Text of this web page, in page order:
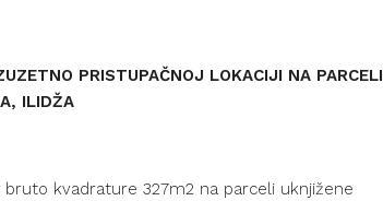
PRISTUPAČNOJ LOKACIJI NA PARCELI
ILIDŽA
kvadrature 327m2 na parceli uknjižene